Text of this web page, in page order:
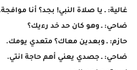
غالية: ـ يا صلاة النبي! بجد؟ أنا
ضاحي: ـ وهو كان حد خد رءيك؟
حازم: ـ وبعدين معاك؟ متعدي يومك.
ضاحي: ـ جصدي يعني أهم حاجة انتي.